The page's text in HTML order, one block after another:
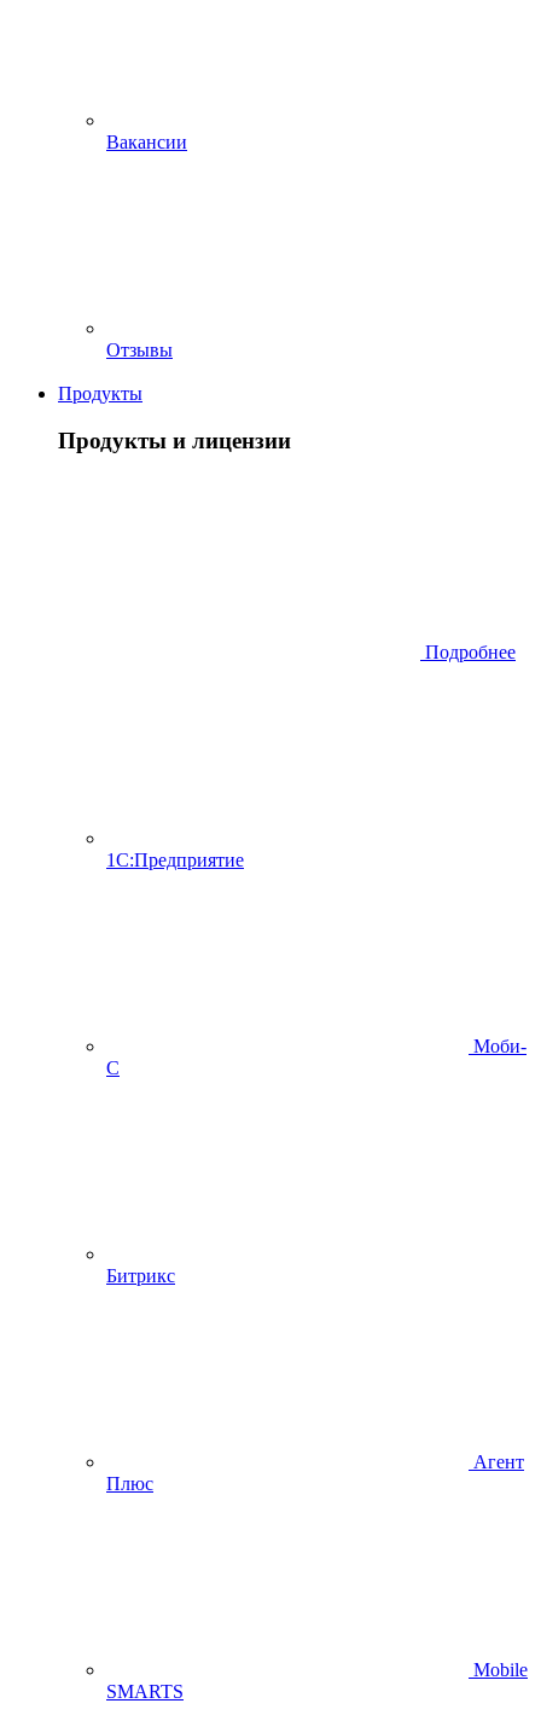
Вакансии
Отзывы
Продукты
Продукты и лицензии
Подробнее
1С:Предприятие
Моби-
С
Битрикс
Агент
Плюс
Mobile
SMARTS